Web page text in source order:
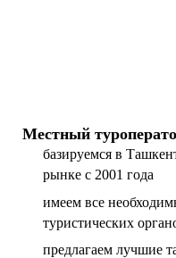
Местный
базируемся в
рынке с 2001 года
имеем все
туристических
предлагаем лучшие